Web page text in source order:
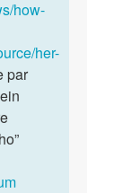
how-
her-
par